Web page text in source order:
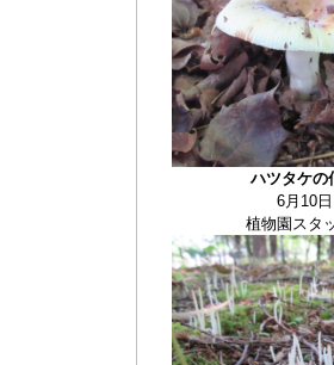
ハツタケの
6月10日
植物園スタ